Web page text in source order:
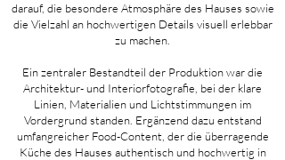
darauf, die besondere Atmosphäre des Hauses sowie
die Vielzahl an hochwertigen Details visuell erlebbar
zu machen.
Ein zentraler Bestandteil der Produktion war die
Architektur- und Interiorfotografie, bei der klare
Linien, Materialien und Lichtstimmungen im
Vordergrund standen. Ergänzend dazu entstand
umfangreicher Food-Content, der die überragende
Küche des Hauses authentisch und hochwertig in